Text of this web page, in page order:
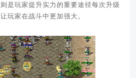
是玩家提升实力的重要途径每次升级
玩家在战斗中更加强大。